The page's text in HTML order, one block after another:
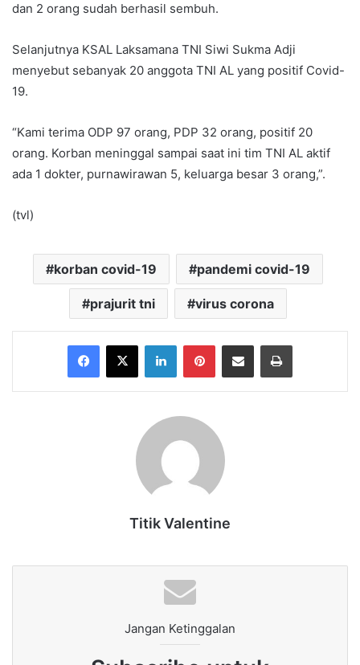
dan 2 orang sudah berhasil sembuh.
Selanjutnya KSAL Laksamana TNI Siwi Sukma Adji
menyebut sebanyak 20 anggota TNI AL yang positif Covid-
19.
“Kami terima ODP 97 orang, PDP 32 orang, positif 20
orang. Korban meninggal sampai saat ini tim TNI AL aktif
ada 1 dokter, purnawirawan 5, keluarga besar 3 orang,”.
(tvl)
korban covid-19 pandemi covid-19
prajurit tni virus corona
Facebook
X LinkedInPinterestShare via Email Print
Titik Valentine
Jangan Ketinggalan